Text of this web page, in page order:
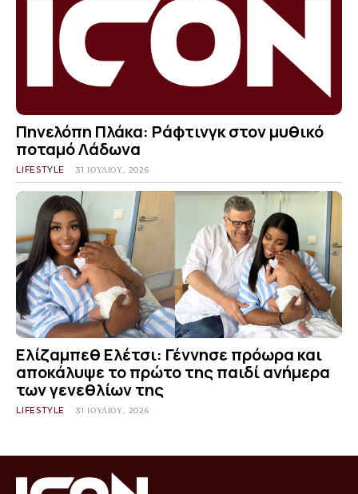
Πηνελόπη Πλάκα: Ράφτινγκ στον μυθικό
ποταμό Λάδωνα
LIFESTYLE 31 ΙΟΥΛΊΟΥ, 2026
Ελίζαμπεθ Ελέτσι: Γέννησε πρόωρα και
αποκάλυψε το πρώτο της παιδί ανήμερα
των γενεθλίων της
LIFESTYLE 31 ΙΟΥΛΊΟΥ, 2026